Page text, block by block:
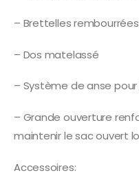
– Brettelles
– Dos matelassé
– Système de anse
– Grande ouverture
maintenir le sac ouvert
Accessoires: